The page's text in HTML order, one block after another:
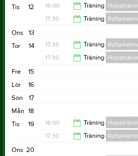
12
Tis 16:00 Träning
17:30 Träning
21:00
13
Ons
14
Tor 17:30 Träning
17:30 Träning
15
Fre
16
Lör
17
Sön
18
Mån
19
Tis 16:00 Träning
17:30 Träning
20
Ons